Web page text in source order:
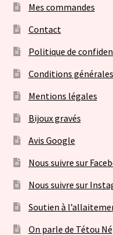
Mes commandes
Contact
Politique de
Conditions
Mentions légales
Bijoux gravés
Avis Google
Nous suivre sur
Nous suivre sur
Soutien à
On parle de Tétou Né